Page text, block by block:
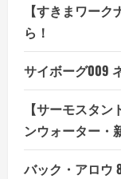
【すきまワー
ら！
サイボーグ009
【サーモスタ
ンウォーター・
バック・アロウ